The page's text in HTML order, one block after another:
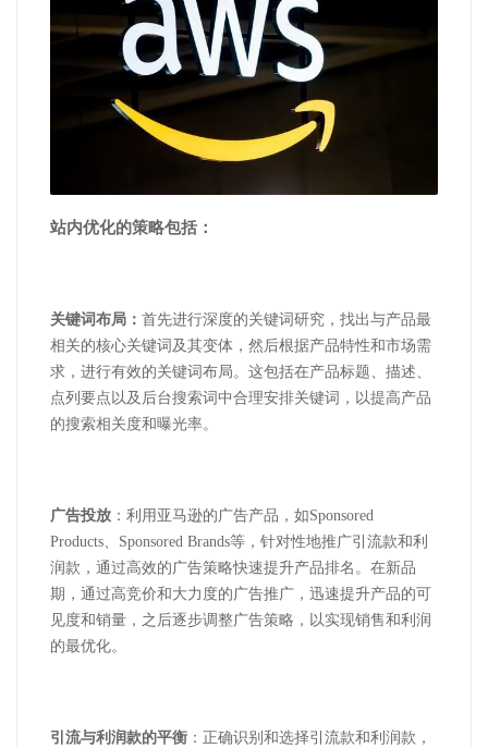
站内优化的策略包括：
关键词布局： 首先进行深度的关键词研究，找出与产品最
相关的核心关键词及其变体，然后根据产品特性和市场需
求，进行有效的关键词布局。这包括在产品标题、描述、
点列要点以及后台搜索词中合理安排关键词，以提高产品
的搜索相关度和曝光率。
广告投放 ：利用亚马逊的广告产品，如Sponsored
Products、 Sponsored Brands等，针对性地推广引流款和利
润款，通过高效的广告策略快速提升产品排名。在新品
期，通过高竞价和大力度的广告推广，迅速提升产品的可
见度和销量，之后逐步调整广告策略，以实现销售和利润
的最优化。
引流与利润款的平衡 ：正确识别和选择引流款和利润款，